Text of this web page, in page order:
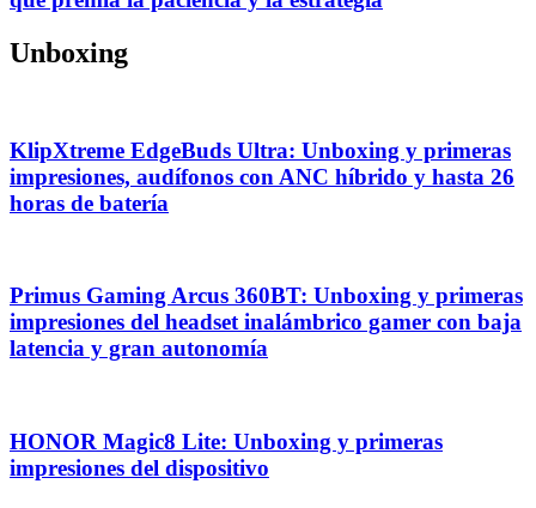
Unboxing
KlipXtreme EdgeBuds Ultra: Unboxing y primeras
impresiones, audífonos con ANC híbrido y hasta 26
horas de batería
Primus Gaming Arcus 360BT: Unboxing y primeras
impresiones del headset inalámbrico gamer con baja
latencia y gran autonomía
HONOR Magic8 Lite: Unboxing y primeras
impresiones del dispositivo